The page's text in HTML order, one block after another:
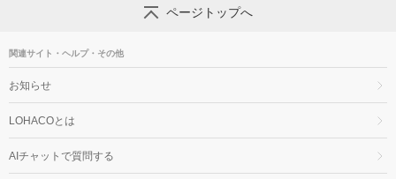
ページトップへ
関連サイト・ヘルプ・その他
お知らせ
LOHACOとは
AIチャットで質問する